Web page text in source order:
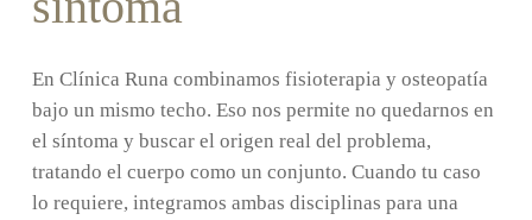
En Clínica Runa combinamos fisioterapia y osteopatía
bajo un mismo techo. Eso nos permite no quedarnos en
el síntoma y buscar el origen real del problema,
tratando el cuerpo como un conjunto. Cuando tu caso
lo requiere, integramos ambas disciplinas para una